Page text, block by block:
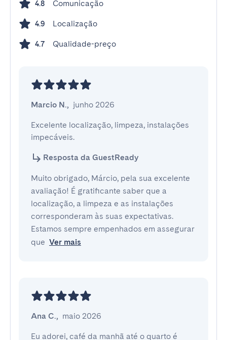
4.8 Comunicação
4.9 Localização
4.7 Qualidade-preço
Marcio N., junho 2026
Excelente localização, limpeza, instalações
impecáveis.
Resposta da GuestReady
Muito obrigado, Márcio, pela sua excelente
avaliação! É gratificante saber que a
localização, a limpeza e as instalações
corresponderam às suas expectativas.
Estamos sempre empenhados em assegurar
que Ver mais
Ana C., maio 2026
Eu adorei, café da manhã até o quarto é